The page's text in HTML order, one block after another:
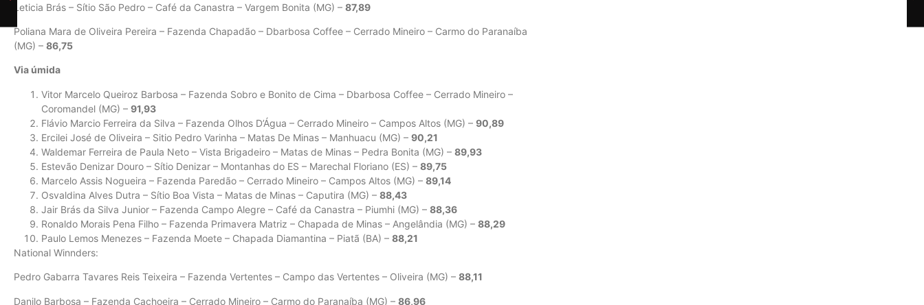
Leticia Brás – Sítio São Pedro – Café da Canastra – Vargem Bonita (MG) – 87,89
Poliana Mara de Oliveira Pereira – Fazenda Chapadão – Dbarbosa Coffee – Cerrado Mineiro – Carmo do Paranaíba
(MG) – 86,75
Via úmida
Vitor Marcelo Queiroz Barbosa – Fazenda Sobro e Bonito de Cima – Dbarbosa Coffee – Cerrado Mineiro –
Coromandel (MG) – 91,93
Flávio Marcio Ferreira da Silva – Fazenda Olhos D’Água – Cerrado Mineiro – Campos Altos (MG) – 90,89
Ercilei José de Oliveira – Sitio Pedro Varinha – Matas De Minas – Manhuacu (MG) – 90,21
Waldemar Ferreira de Paula Neto – Vista Brigadeiro – Matas de Minas – Pedra Bonita (MG) – 89,93
Estevão Denizar Douro – Sítio Denizar – Montanhas do ES – Marechal Floriano (ES) – 89,75
Marcelo Assis Nogueira – Fazenda Paredão – Cerrado Mineiro – Campos Altos (MG) – 89,14
Osvaldina Alves Dutra – Sítio Boa Vista – Matas de Minas – Caputira (MG) – 88,43
Jair Brás da Silva Junior – Fazenda Campo Alegre – Café da Canastra – Piumhi (MG) – 88,36
Ronaldo Morais Pena Filho – Fazenda Primavera Matriz – Chapada de Minas – Angelândia (MG) – 88,29
Paulo Lemos Menezes – Fazenda Moete – Chapada Diamantina – Piatã (BA) – 88,21
National Winnders:
Pedro Gabarra Tavares Reis Teixeira – Fazenda Vertentes – Campo das Vertentes – Oliveira (MG) – 88,11
Danilo Barbosa – Fazenda Cachoeira – Cerrado Mineiro – Carmo do Paranaíba (MG) – 86,96